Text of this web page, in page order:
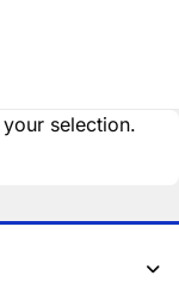
selection.